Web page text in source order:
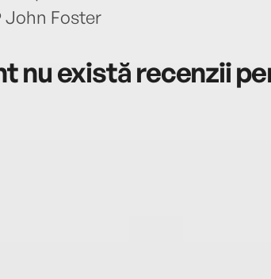
John Foster
nu există recenzii